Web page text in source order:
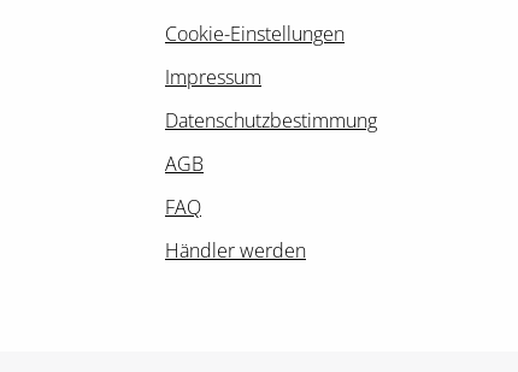
Cookie-Einstellungen
Impressum
Datenschutzbestimmung
AGB
FAQ
Händler werden